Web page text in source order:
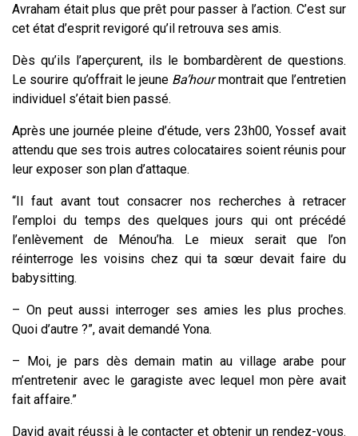
Avraham était plus que prêt pour passer à l’action. C’est sur
cet état d’esprit revigoré qu’il retrouva ses amis.
Dès qu’ils l’aperçurent, ils le bombardèrent de questions.
Le sourire qu’offrait le jeune Ba’hourmontrait que l’entretien
individuel s’était bien passé.
Après une journée pleine d’étude, vers 23h00, Yossef avait
attendu que ses trois autres colocataires soient réunis pour
leur exposer son plan d’attaque.
“Il faut avant tout consacrer nos recherches à retracer
l’emploi du temps des quelques jours qui ont précédé
l’enlèvement de Ménou’ha. Le mieux serait que l’on
réinterroge les voisins chez qui ta sœur devait faire du
babysitting.
– On peut aussi interroger ses amies les plus proches.
Quoi d’autre ?”, avait demandé Yona.
– Moi, je pars dès demain matin au village arabe pour
m’entretenir avec le garagiste avec lequel mon père avait
fait affaire.”
David avait réussi à le contacter et obtenir un rendez-vous.